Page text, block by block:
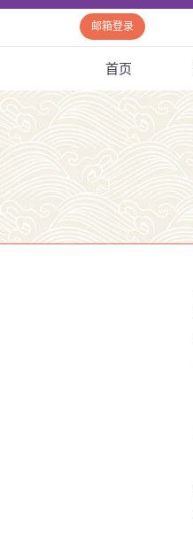
邮箱登录
首页